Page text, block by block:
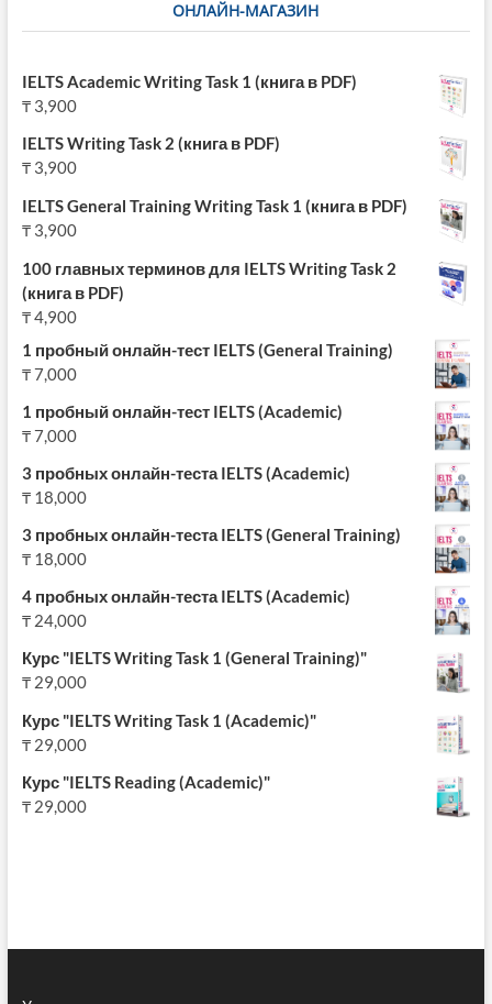
ОНЛАЙН-МАГАЗИН
IELTS Academic Writing Task 1 (книга в PDF)
₸3,900
IELTS Writing Task 2 (книга в PDF)
₸3,900
IELTS General Training Writing Task 1 (книга в PDF)
₸3,900
100 главных терминов для IELTS Writing Task 2
(книга в PDF)
₸4,900
1 пробный онлайн-тест IELTS (General Training)
₸7,000
1 пробный онлайн-тест IELTS (Academic)
₸7,000
3 пробных онлайн-теста IELTS (Academic)
₸18,000
3 пробных онлайн-теста IELTS (General Training)
₸18,000
4 пробных онлайн-теста IELTS (Academic)
₸24,000
Курс "IELTS Writing Task 1 (General Training)"
₸29,000
Курс "IELTS Writing Task 1 (Academic)"
₸29,000
Курс "IELTS Reading (Academic)"
₸29,000